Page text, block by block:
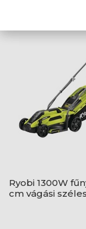
Ryobi 1300W
cm vágási